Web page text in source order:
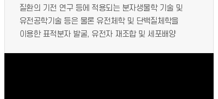
질환의 기전 연구 등에 적용되는 분자생물학 기술 및
유전공학기술 등은 물론 유전체학 및 단백질체학을
이용한 표적분자 발굴, 유전자 재조합 및 세포배양